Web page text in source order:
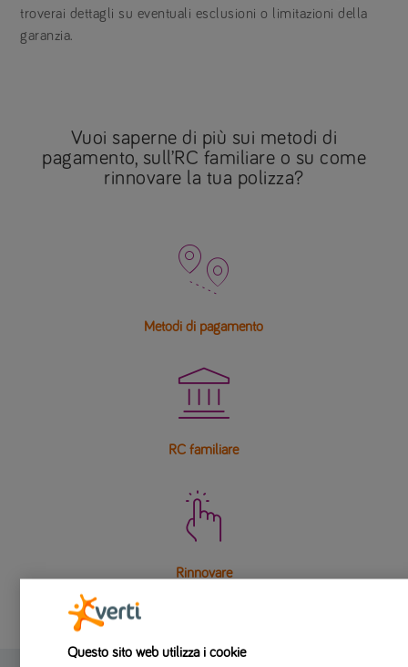
troverai dettagli su eventuali esclusioni o limitazioni della
garanzia.
Vuoi saperne di più sui metodi di
pagamento, sull’RC familiare o su come
rinnovare la tua polizza?

Metodi di pagamento

RC familiare

Rinnovare
Questo sito web utilizza i cookie